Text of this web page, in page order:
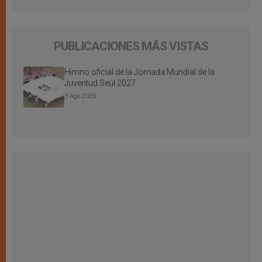
PUBLICACIONES MÁS VISTAS
Himno oficial de la Jornada Mundial de la
Juventud Seúl 2027
3 Ago 2026